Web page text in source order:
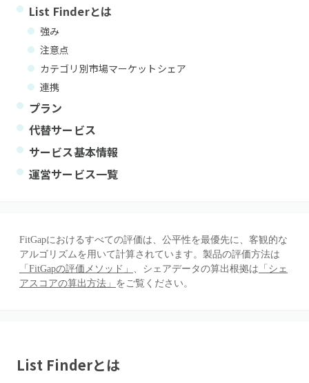
List Finderとは
強み
注意点
カテゴリ別市場マーケットシェア
連携
プラン
代替サービス
サービス基本情報
運営サービス一覧
FitGapにおけるすべての評価は、公平性を最優先に、客観的な
アルゴリズムを用いて計算されています。製品の評価方法は
「FitGapの評価メソッド」 、シェアデータの算出根拠は 「シェ
アスコアの算出方法」 をご覧ください。
List Finderとは